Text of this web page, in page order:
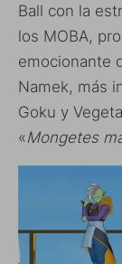
Ball con la
los MOBA,
emocionante
Namek, más
Goku y
«Mongetes